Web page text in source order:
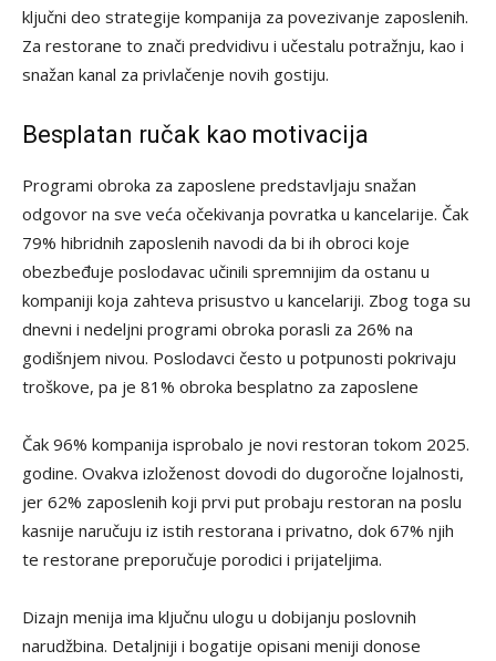
ključni deo strategije kompanija za povezivanje zaposlenih.
Za restorane to znači predvidivu i učestalu potražnju, kao i
snažan kanal za privlačenje novih gostiju.
Besplatan ručak kao motivacija
Programi obroka za zaposlene predstavljaju snažan
odgovor na sve veća očekivanja povratka u kancelarije. Čak
79% hibridnih zaposlenih navodi da bi ih obroci koje
obezbeđuje poslodavac učinili spremnijim da ostanu u
kompaniji koja zahteva prisustvo u kancelariji. Zbog toga su
dnevni i nedeljni programi obroka porasli za 26% na
godišnjem nivou. Poslodavci često u potpunosti pokrivaju
troškove, pa je 81% obroka besplatno za zaposlene
Čak 96% kompanija isprobalo je novi restoran tokom 2025.
godine. Ovakva izloženost dovodi do dugoročne lojalnosti,
jer 62% zaposlenih koji prvi put probaju restoran na poslu
kasnije naručuju iz istih restorana i privatno, dok 67% njih
te restorane preporučuje porodici i prijateljima.
Dizajn menija ima ključnu ulogu u dobijanju poslovnih
narudžbina. Detaljniji i bogatije opisani meniji donose